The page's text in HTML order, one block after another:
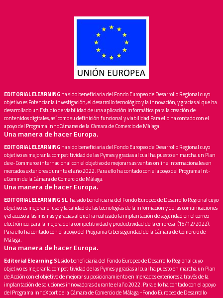
EDITORIAL ELEARNINGha sido beneficiaria del Fondo Europeo de Desarrollo Regional cuyo
objetivo es Potenciar la investigación, el desarrollo tecnológico y la innovación, y gracias al que ha
desarrollado un Estudio de viabilidad de una aplicación informática para la creación de
contenidos digitales, así como su definición funcional y viabilidad Para ello ha contado con el
apoyo del Programa InnoCámaras de la Cámara de Comercio de Málaga.
Una manera de hacer Europa.
EDITORIAL ELEARNINGha sido beneficiaria del Fondo Europeo de Desarrollo Regional cuyo
objetivo es mejorar la competitividad de las Pymes y gracias al cual ha puesto en marcha un Plan
de e-Commerce internacional con el objetivo de mejorar sus ventas online internacionales en
mercados exteriores durante el año 2022. Para ello ha contado con el apoyo del Programa Int-
eComm de la Cámara de Comercio de Málaga.
Una manera de hacer Europa.
EDITORIAL ELEARNING SL,ha sido beneficiaria del Fondo Europeo de Desarrollo Regional cuyo
objetivo es mejorar el uso y la calidad de las tecnologías de la información y de las comunicaciones
y el acceso a las mismas y gracias al que ha realizado la implantación de seguridad en el correo
electrónico, para la mejora de la competitividad y productividad de la empresa. (15/12/2022).
Para ello ha contado con el apoyo del Programa Ciberseguridad de la Cámara de Comercio de
Málaga.
Una manera de hacer Europa.
Editorial Elearning SLsido beneficiaria del Fondo Europeo de Desarrollo Regional cuyo
objetivo es mejorar la competitividad de las Pymes y gracias al cual ha puesto en marcha un Plan
de Acción con el objetivo de mejorar su posicionamiento en mercados exteriores a través de la
implantación de soluciones innovadoras durante el año 2022. Para ello ha contado con el apoyo
del Programa InnoXport de la Cámara de Comercio de Málaga -Fondo Europeo de Desarrollo